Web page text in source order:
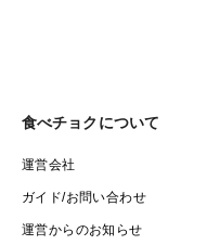
食べチョクについて
運営会社
ガイド/お問い合わせ
運営からのお知らせ